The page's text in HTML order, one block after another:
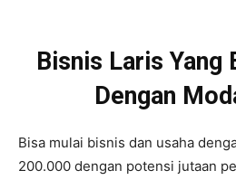
Bisnis Laris Yang
Dengan
Bisa mulai bisnis dan usaha
200.000 dengan potensi jutaan